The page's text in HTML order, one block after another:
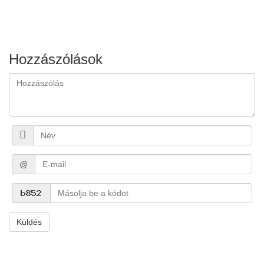
Hozzászólások
@
Küldés